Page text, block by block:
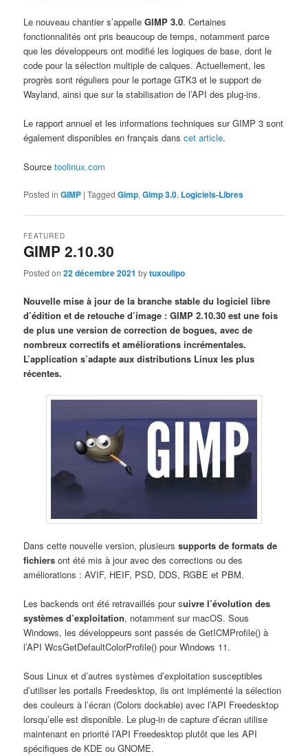
Le nouveau chantier s’appelleGIMP 3.0. Certaines
fonctionnalités ont pris beaucoup de temps, notamment parce
que les développeurs ont modifié les logiques de base, dont le
code pour la sélection multiple de calques. Actuellement, les
progrès sont réguliers pour le portage GTK3 et le support de
Wayland, ainsi que sur la stabilisation de l’API des plug-ins.
Le rapport annuel et les informations techniques sur GIMP 3 sont
également disponibles en français danscet article.
Sourcetoolinux.com
Posted in GIMP |Tagged Gimp,Gimp 3.0, Logiciels-Libres
GIMP 2.10.30
FEATURED
Posted on22 décembre 2021 bytuxoulipo
Nouvelle mise à jour de la branche stable du logiciel libre
d’édition et de retouche d’image : GIMP 2.10.30 est une fois
de plus une version de correction de bogues, avec de
nombreux correctifs et améliorations incrémentales.
L’application s’adapte aux distributions Linux les plus
récentes.
Dans cette nouvelle version, plusieurssupports de formats de
fichiers ont été mis à jour avec des corrections ou des
améliorations : AVIF, HEIF, PSD, DDS, RGBE et PBM.
Les backends ont été retravaillés pour suivre l’évolution des
systèmes d’exploitation, notamment sur macOS. Sous
Windows, les développeurs sont passés de GetICMProfile() à
l’API WcsGetDefaultColorProfile() pour Windows 11.
Sous Linux et d’autres systèmes d’exploitation susceptibles
d’utiliser les portails Freedesktop, ils ont implémenté la sélection
des couleurs à l’écran (Colors dockable) avec l’API Freedesktop
lorsqu’elle est disponible. Le plug-in de capture d’écran utilise
maintenant en priorité l’API Freedesktop plutôt que les API
spécifiques de KDE ou GNOME.